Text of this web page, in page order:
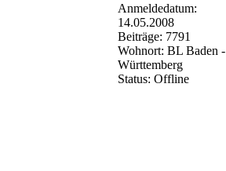
Anmeldedatum:
14.05.2008
Beiträge: 7791
Wohnort: BL Baden -
Württemberg
Status: Offline